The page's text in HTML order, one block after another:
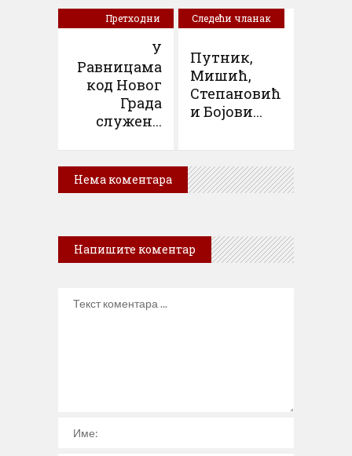
Претходни
У
Равницама
код Новог
Града
служен...
Следећи чланак
Путник,
Мишић,
Степановић
и Бојови...
Нема коментара
Напишите коментар